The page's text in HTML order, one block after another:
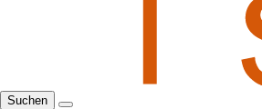
Suchen